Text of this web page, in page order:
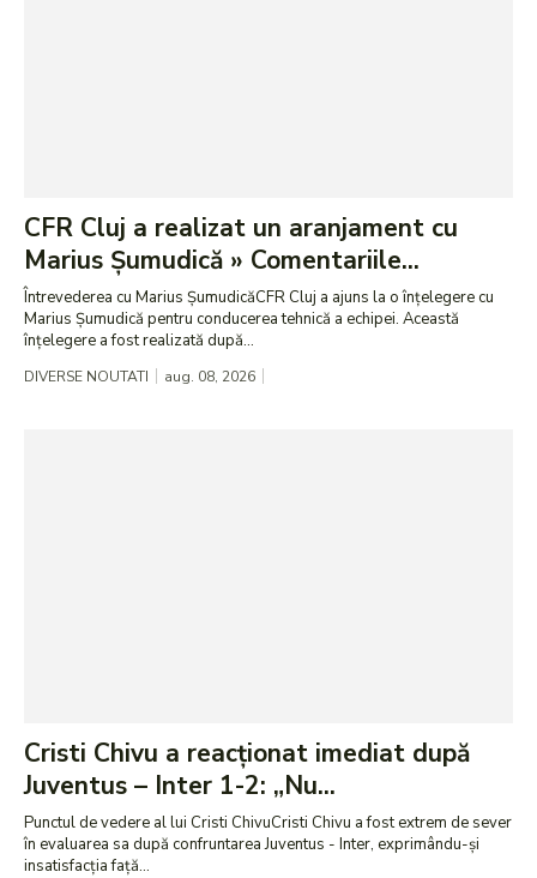
CFR Cluj a realizat un aranjament cu
Marius Șumudică » Comentariile...
Întrevederea cu Marius ȘumudicăCFR Cluj a ajuns la o înțelegere cu
Marius Șumudică pentru conducerea tehnică a echipei. Această
înțelegere a fost realizată după...
DIVERSE NOUTATI aug. 08, 2026
Cristi Chivu a reacționat imediat după
Juventus – Inter 1-2: „Nu...
Punctul de vedere al lui Cristi ChivuCristi Chivu a fost extrem de sever
în evaluarea sa după confruntarea Juventus - Inter, exprimându-și
insatisfacția față...